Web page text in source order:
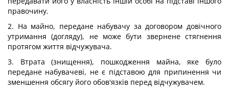
правочину.
2. На майно, передане набувачу за договором довічного
утримання (догляду), не може бути звернене стягнення
протягом життя відчужувача.
3. Втрата (знищення), пошкодження майна, яке було
передане набувачеві, не є підставою для припинення чи
зменшення обсягу його обов'язків перед відчужувачем.